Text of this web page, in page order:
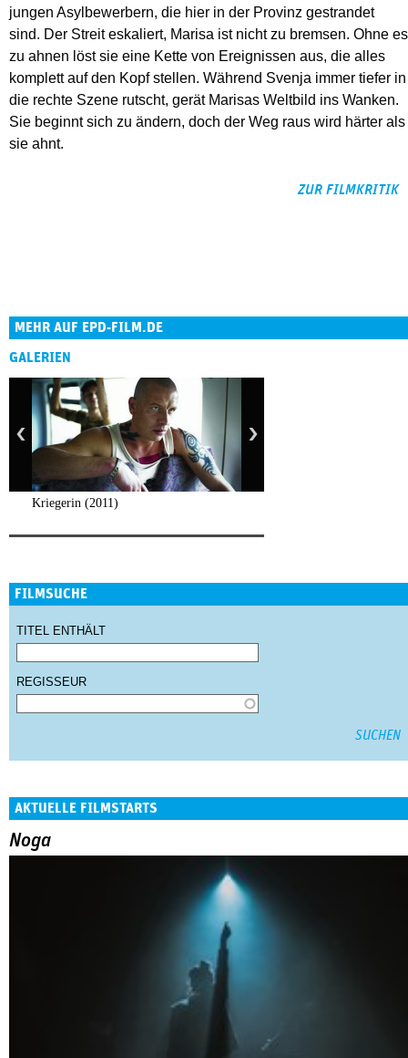
jungen Asylbewerbern, die hier in der Provinz gestrandet
sind. Der Streit eskaliert, Marisa ist nicht zu bremsen. Ohne es
zu ahnen löst sie eine Kette von Ereignissen aus, die alles
komplett auf den Kopf stellen. Während Svenja immer tiefer in
die rechte Szene rutscht, gerät Marisas Weltbild ins Wanken.
Sie beginnt sich zu ändern, doch der Weg raus wird härter als
sie ahnt.
ZUR FILMKRITIK
MEHR AUF EPD-FILM.DE
GALERIEN
Kriegerin (2011)
FILMSUCHE
TITEL ENTHÄLT
REGISSEUR
AKTUELLE FILMSTARTS
Noga